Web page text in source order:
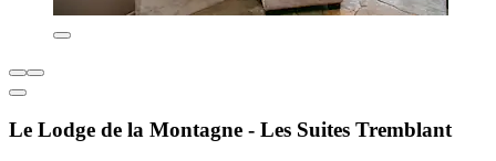
Le Lodge de la Montagne - Les Suites Tremblant